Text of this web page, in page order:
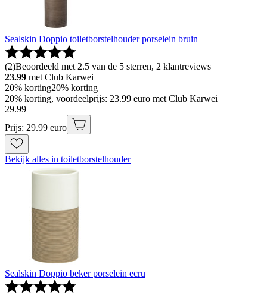
Sealskin Doppio toiletborstelhouder porselein bruin
(2)Beoordeeld met 2.5 van de 5 sterren, 2 klantreviews
23.99 met Club Karwei
20% korting20% korting
20% korting, voordeelprijs: 23.99 euro met Club Karwei
29.99
Prijs: 29.99 euro
Bekijk alles in toiletborstelhouder
Sealskin Doppio beker porselein ecru